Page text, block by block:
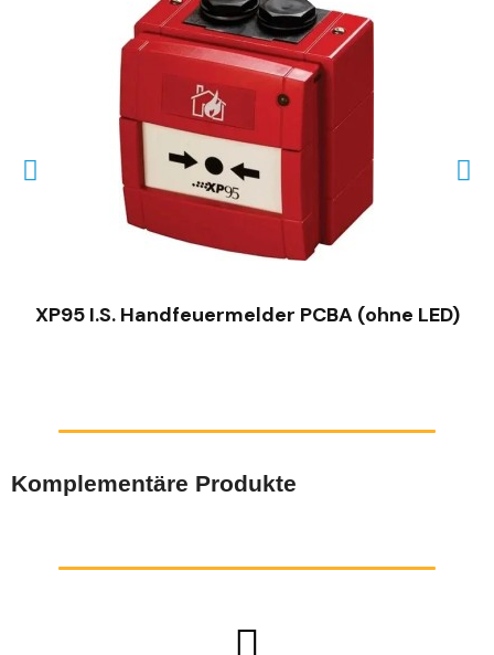
SCHNELLANSICHT
XP95 I.S. Handfeuermelder PCBA (ohne LED)
Komplementäre Produkte